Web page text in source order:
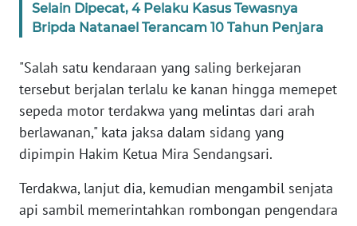
Selain Dipecat, 4 Pelaku Kasus Tewasnya
Bripda Natanael Terancam 10 Tahun Penjara
"Salah satu kendaraan yang saling berkejaran
tersebut berjalan terlalu ke kanan hingga memepet
sepeda motor terdakwa yang melintas dari arah
berlawanan," kata jaksa dalam sidang yang
dipimpin Hakim Ketua Mira Sendangsari.
Terdakwa, lanjut dia, kemudian mengambil senjata
api sambil memerintahkan rombongan pengendara
JAKARTA
JABAR
WN
BANTEN
NTT